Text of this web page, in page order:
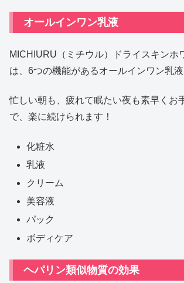
オールインワン乳液
MICHIURU（ミチウル）ドライスキンホ
は、6つの機能があるオールインワン乳液
忙しい朝も、疲れて眠たい夜も素早くお
で、楽に続けられます！
化粧水
乳液
クリーム
美容液
パック
ボディケア
ヘパリン類似物質の効果